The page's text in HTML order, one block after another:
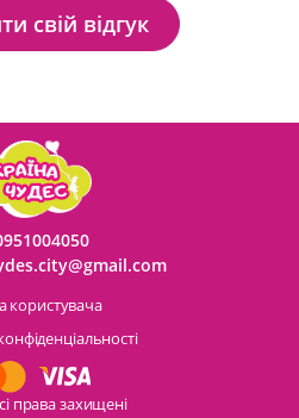
свій відгук
користувача
права захищені